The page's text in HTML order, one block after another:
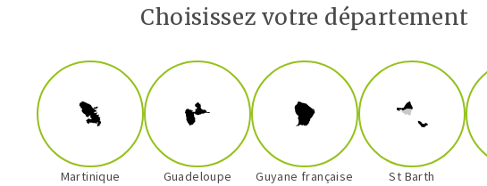
Choisissez votre département
Martinique Guadeloupe Guyane française St Barth